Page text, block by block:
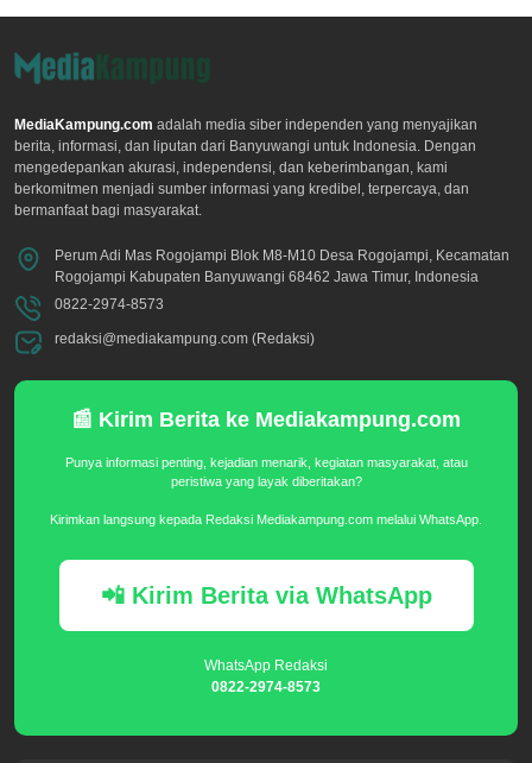
MediaKampung.com adalah media siber independen yang menyajikan
berita, informasi, dan liputan dari Banyuwangi untuk Indonesia. Dengan
mengedepankan akurasi, independensi, dan keberimbangan, kami
berkomitmen menjadi sumber informasi yang kredibel, terpercaya, dan
bermanfaat bagi masyarakat.
Perum Adi Mas Rogojampi Blok M8-M10 Desa Rogojampi, Kecamatan
Rogojampi Kabupaten Banyuwangi 68462 Jawa Timur, Indonesia
0822-2974-8573
redaksi@mediakampung.com (Redaksi)
📰 Kirim Berita ke Mediakampung.com
Punya informasi penting, kejadian menarik, kegiatan masyarakat, atau
peristiwa yang layak diberitakan?
Kirimkan langsung kepada Redaksi Mediakampung.com melalui WhatsApp.
📲 Kirim Berita via WhatsApp
WhatsApp Redaksi
0822-2974-8573